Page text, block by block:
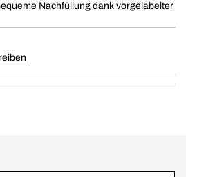
Nachfüllung dank vorgelabelter